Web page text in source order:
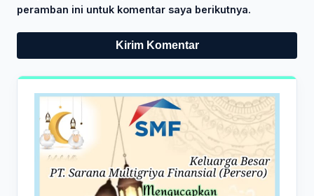
peramban ini untuk komentar saya berikutnya.